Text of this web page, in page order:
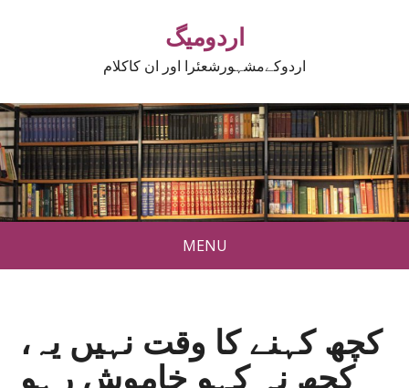
اردومیگ
اردوکےمشہورشعئرا اور ان کاکلام
MENU
کچھ کہنے کا وقت نہیں یہ،
کچھ نہ کہو خاموش رہو